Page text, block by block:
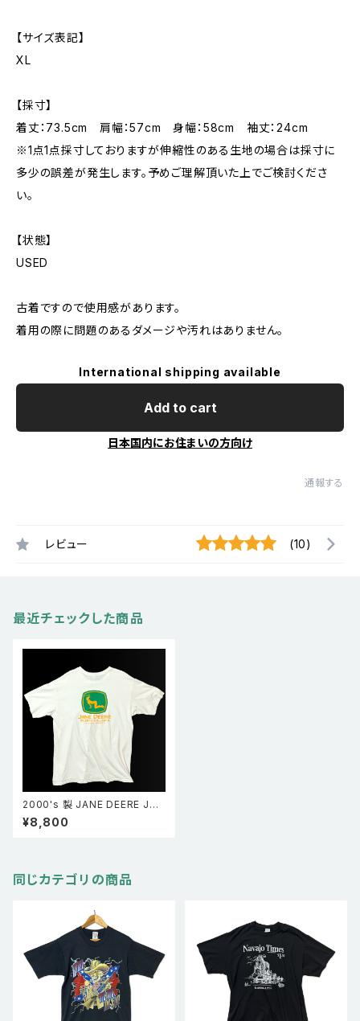
【サイズ表記】
XL
【採寸】
着丈：73.5cm 肩幅：57cm 身幅：58cm 袖丈：24cm
※1点1点採寸しておりますが伸縮性のある生地の場合は採寸に
多少の誤差が発生します。予めご理解頂いた上でご検討くださ
い。
【状態】
USED
古着ですので使用感があります。
着用の際に問題のあるダメージや汚れはありません。
International shipping available
Add to cart
日本国内にお住まいの方向け
通報する
レビュー (10)
最近チェックした商品
2000's 製 JANE DEERE Joh
n deere ジョンディア パロディ
両面プリント Tシャツ 白 XL
¥8,800
同じカテゴリの商品